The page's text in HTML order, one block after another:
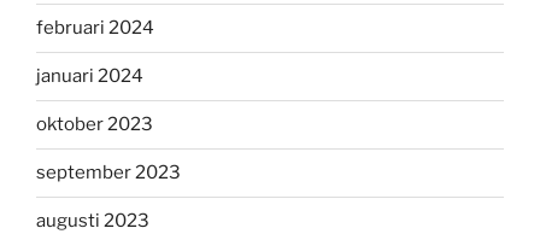
februari 2024
januari 2024
oktober 2023
september 2023
augusti 2023